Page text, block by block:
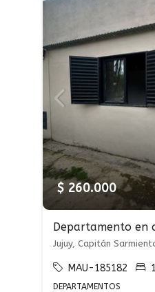
$ 260.000
Jujuy, Capitán
MAU-185182 1
DEPARTAMENTOS